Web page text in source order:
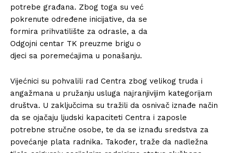
potrebe građana. Zbog toga su već
pokrenute određene inicijative, da se
formira prihvatilište za odrasle, a da
Odgojni centar TK preuzme brigu o
djeci sa poremećajima u ponašanju.
Vijećnici su pohvalili rad Centra zbog velikog truda i
angažmana u pružanju usluga najranjivijim kategorijam
društva. U zaključcima su tražili da osnivač iznađe način
da se ojačaju ljudski kapaciteti Centra i zaposle
potrebne stručne osobe, te da se iznađu sredstva za
povećanje plata radnika. Također, traže da nadležna